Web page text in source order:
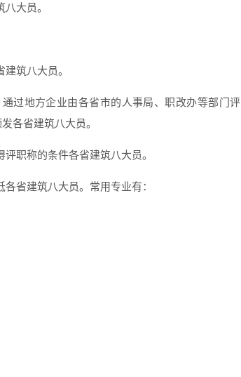
大员。
筑八大员。
过地方企业由各省市的人事局、职改办等部门评
各省建筑八大员。
职称的条件各省建筑八大员。
省建筑八大员。常用专业有：